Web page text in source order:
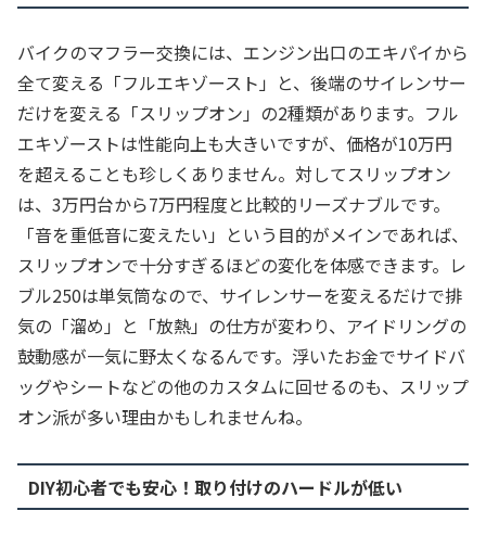
バイクのマフラー交換には、エンジン出口のエキパイから
全て変える「フルエキゾースト」と、後端のサイレンサー
だけを変える「スリップオン」の2種類があります。フル
エキゾーストは性能向上も大きいですが、価格が10万円
を超えることも珍しくありません。対してスリップオン
は、3万円台から7万円程度と比較的リーズナブルです。
「音を重低音に変えたい」という目的がメインであれば、
スリップオンで十分すぎるほどの変化を体感できます。レ
ブル250は単気筒なので、サイレンサーを変えるだけで排
気の「溜め」と「放熱」の仕方が変わり、アイドリングの
鼓動感が一気に野太くなるんです。浮いたお金でサイドバ
ッグやシートなどの他のカスタムに回せるのも、スリップ
オン派が多い理由かもしれませんね。
DIY初心者でも安心！取り付けのハードルが低い